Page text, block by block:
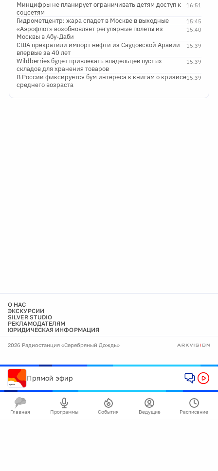
16:51
Минцифры не планирует ограничивать детям доступ к
соцсетям
15:45
Гидрометцентр: жара спадет в Москве в выходные
15:40
«Аэрофлот» возобновляет регулярные полеты из
Москвы в Абу-Даби
15:39
США прекратили импорт нефти из Саудовской Аравии
впервые за 40 лет
15:39
Wildberries будет привлекать владельцев пустых
складов для хранения товаров
15:39
В России фиксируется бум интереса к книгам о кризисе
среднего возраста
О НАС
ЭКСКУРСИИ
SILVER STUDIO
РЕКЛАМОДАТЕЛЯМ
ЮРИДИЧЕСКАЯ ИНФОРМАЦИЯ
2026 Радиостанция «Серебряный Дождь»
Прямой эфир
Главная Программы События Ведущие Расписание